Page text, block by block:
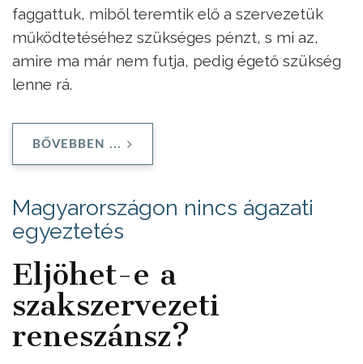
faggattuk, miből teremtik elő a szervezetük
működtetéséhez szükséges pénzt, s mi az,
amire ma már nem futja, pedig égető szükség
lenne rá.
BŐVEBBEN ...
Magyarországon nincs ágazati
egyeztetés
Eljöhet-e a
szakszervezeti
reneszánsz?